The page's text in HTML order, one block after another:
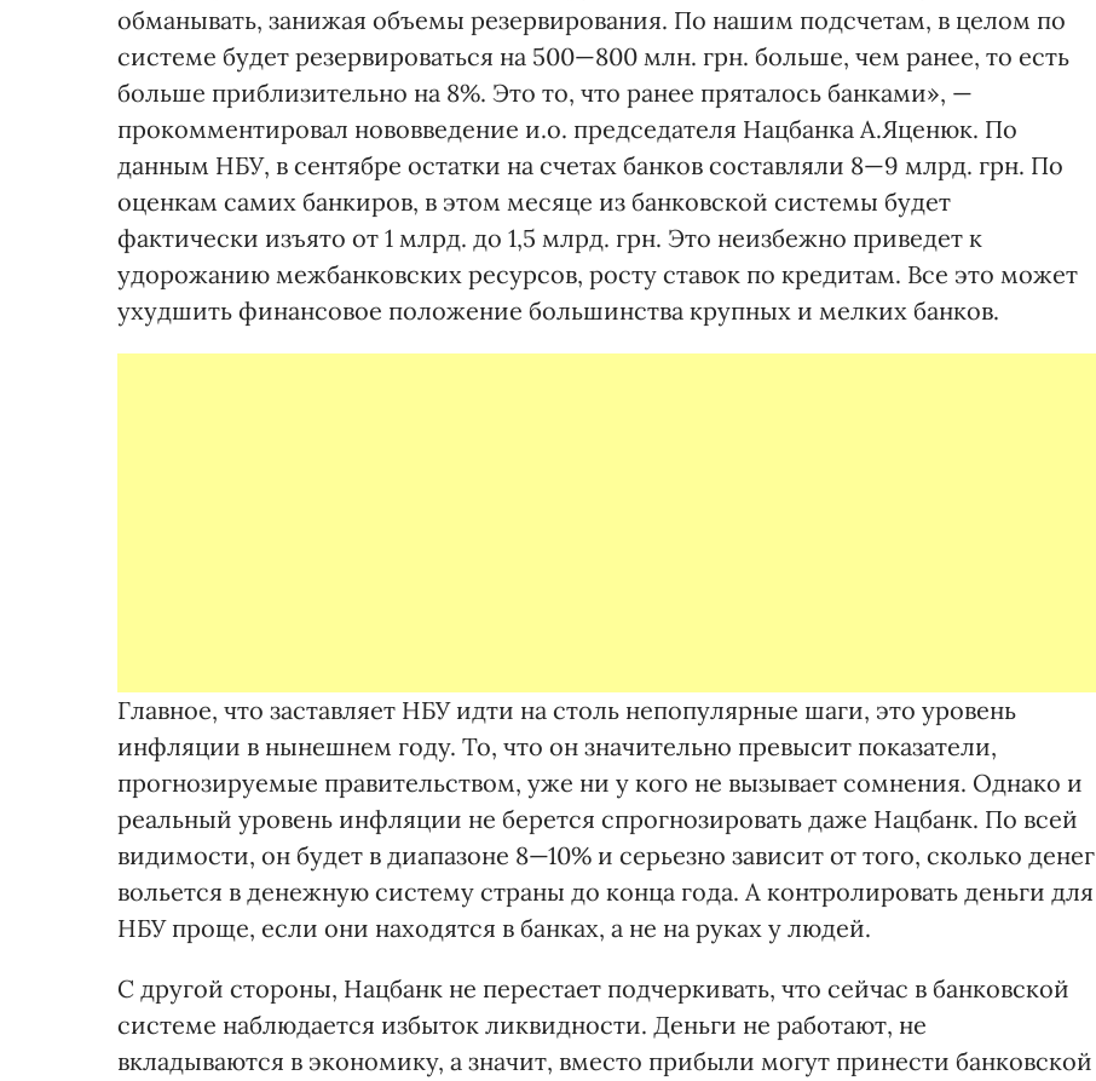
обманывать, занижая объемы резервирования. По нашим подсчетам, в целом по
системе будет резервироваться на 500—800 млн. грн. больше, чем ранее, то есть
больше приблизительно на 8%. Это то, что ранее пряталось банками», —
прокомментировал нововведение и.о. председателя Нацбанка А.Яценюк. По
данным НБУ, в сентябре остатки на счетах банков составляли 8—9 млрд. грн. По
оценкам самих банкиров, в этом месяце из банковской системы будет
фактически изъято от 1 млрд. до 1,5 млрд. грн. Это неизбежно приведет к
удорожанию межбанковских ресурсов, росту ставок по кредитам. Все это может
ухудшить финансовое положение большинства крупных и мелких банков.
Главное, что заставляет НБУ идти на столь непопулярные шаги, это уровень
инфляции в нынешнем году. То, что он значительно превысит показатели,
прогнозируемые правительством, уже ни у кого не вызывает сомнения. Однако и
реальный уровень инфляции не берется спрогнозировать даже Нацбанк. По всей
видимости, он будет в диапазоне 8—10% и серьезно зависит от того, сколько денег
вольется в денежную систему страны до конца года. А контролировать деньги для
НБУ проще, если они находятся в банках, а не на руках у людей.
С другой стороны, Нацбанк не перестает подчеркивать, что сейчас в банковской
системе наблюдается избыток ликвидности. Деньги не работают, не
вкладываются в экономику, а значит, вместо прибыли могут принести банковской